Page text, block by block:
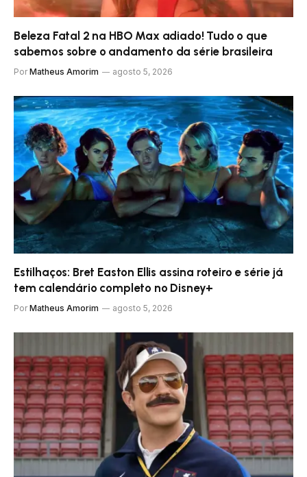
Beleza Fatal 2 na HBO Max adiado! Tudo o que
sabemos sobre o andamento da série brasileira
Por Matheus Amorim agosto 5, 2026
Estilhaços: Bret Easton Ellis assina roteiro e série já
tem calendário completo no Disney+
Por Matheus Amorim agosto 5, 2026